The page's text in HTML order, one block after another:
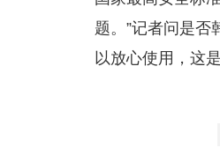
题。”记者问是否
以放心使用，这